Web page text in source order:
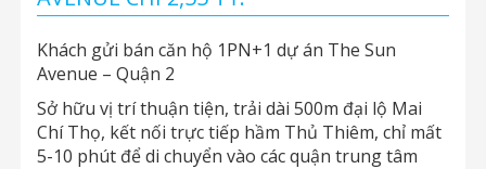
Khách gửi bán căn hộ 1PN+1 dự án The Sun
Avenue – Quận 2
Sở hữu vị trí thuận tiện, trải dài 500m đại lộ Mai
Chí Thọ, kết nối trực tiếp hầm Thủ Thiêm, chỉ mất
5-10 phút để di chuyển vào các quận trung tâm